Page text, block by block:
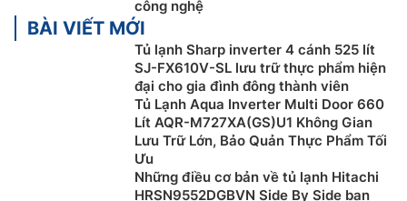
khiết để sử dụng chỉ với một thao tác. Công nghệ
Auto Ice với hệ thống làm đá hoàn chỉnh từ khay đựng
đá kháng khuẩn cùng tính năng tự động vệ sinh hệ
thống cho trải nghiệm tiện lợi và vệ sinh.
công nghệ
BÀI VIẾT MỚI
Tủ lạnh Sharp inverter 4 cánh 525 lít
SJ-FX610V-SL lưu trữ thực phẩm hiện
đại cho gia đình đông thành viên
Tủ Lạnh Aqua Inverter Multi Door 660
Lít AQR-M727XA(GS)U1 Không Gian
Lưu Trữ Lớn, Bảo Quản Thực Phẩm Tối
Ưu
Những điều cơ bản về tủ lạnh Hitachi
HRSN9552DGBVN Side By Side bạn